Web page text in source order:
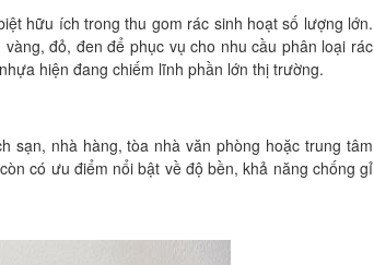
hữu ích trong thu gom rác sinh hoạt số lượng lớn.
đỏ, đen để phục vụ cho nhu cầu phân loại rác
hiện đang chiếm lĩnh phần lớn thị trường.
sạn, nhà hàng, tòa nhà văn phòng hoặc trung tâm
có ưu điểm nổi bật về độ bền, khả năng chống gỉ